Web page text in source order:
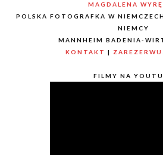
MAGDALENA
POLSKA FOTOGRAFKA W
NIEMCY
MANNHEIM BADENIA-
KONTAKT |
FILMY NA